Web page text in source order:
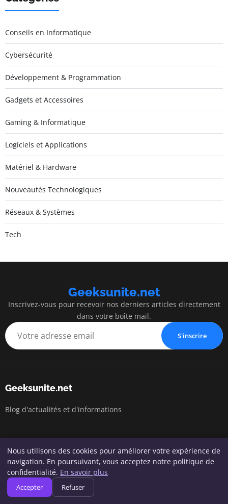
Conseils en Informatique
Cybersécurité
Développement & Programmation
Gadgets et Accessoires
Gaming & Informatique
Logiciels et Applications
Matériel & Hardware
Nouveautés Technologiques
Réseaux & Systèmes
Tech
Geeksunite.net
Inscrivez-vous pour recevoir nos derniers articles directement
dans votre boîte mail.
S'inscrire
Geeksunite.net
Blog d'actualités et d'informations
Catégories
Conseils en Informatique
Cybersécurité
Nous utilisons des cookies pour améliorer votre expérience de
navigation. En poursuivant, vous acceptez notre politique de
confidentialité. En savoir plus
Accepter Refuser